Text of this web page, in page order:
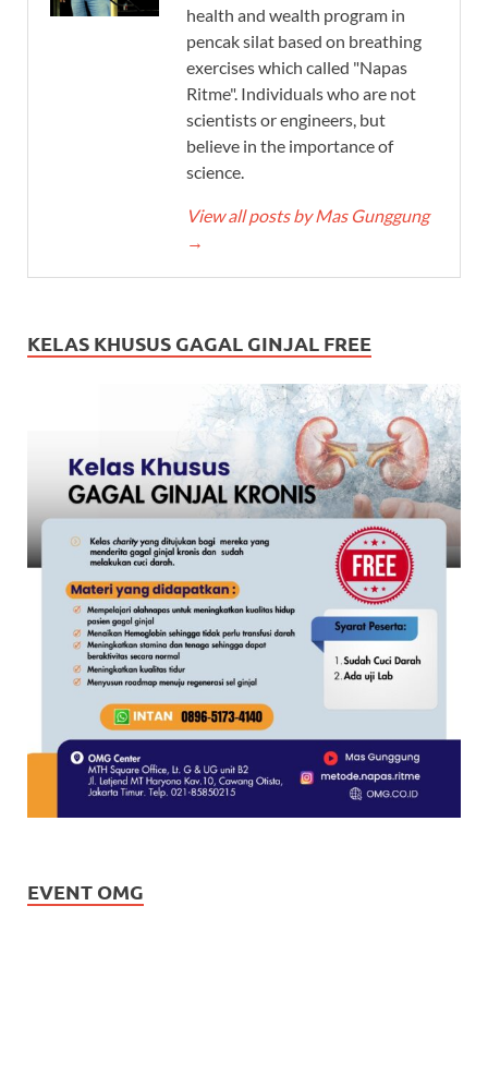
health and wealth program in
pencak silat based on breathing
exercises which called "Napas
Ritme". Individuals who are not
scientists or engineers, but
believe in the importance of
science.
View all posts by Mas Gunggung
→
KELAS KHUSUS GAGAL GINJAL FREE
EVENT OMG